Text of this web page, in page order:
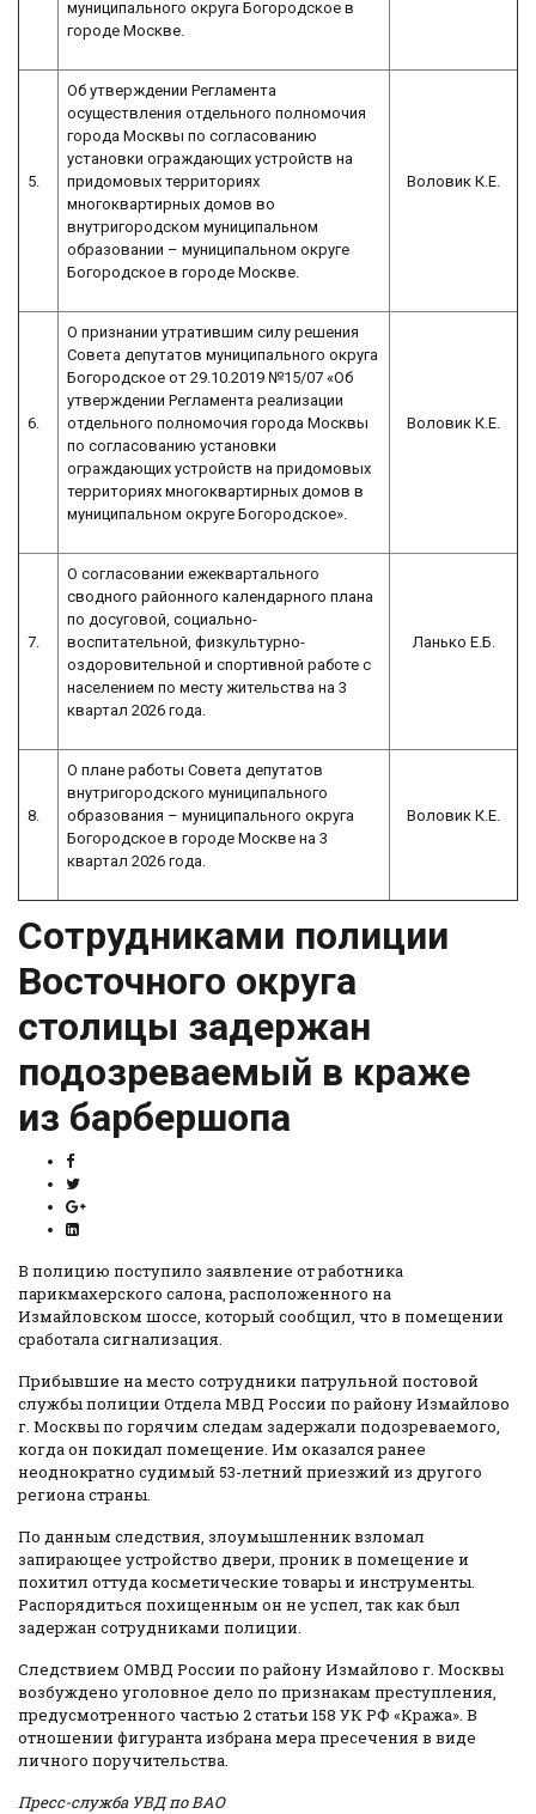
муниципального округа Богородское в
городе Москве.
5.
Об утверждении Регламента
осуществления отдельного полномочия
города Москвы по согласованию
установки ограждающих устройств на
придомовых территориях
многоквартирных домов во
внутригородском муниципальном
образовании – муниципальном округе
Богородское в городе Москве.
Воловик К.Е.
6.
О признании утратившим силу решения
Совета депутатов муниципального округа
Богородское от 29.10.2019 №15/07 «Об
утверждении Регламента реализации
отдельного полномочия города Москвы
по согласованию установки
ограждающих устройств на придомовых
территориях многоквартирных домов в
муниципальном округе Богородское».
Воловик К.Е.
7.
О согласовании ежеквартального
сводного районного календарного плана
по досуговой, социально-
воспитательной, физкультурно-
оздоровительной и спортивной работе с
населением по месту жительства на 3
квартал 2026 года.
Ланько Е.Б.
8.
О плане работы Совета депутатов
внутригородского муниципального
образования – муниципального округа
Богородское в городе Москве на 3
квартал 2026 года.
Воловик К.Е.
Сотрудниками полиции
Восточного округа
столицы задержан
подозреваемый в краже
из барбершопа
В полицию поступило заявление от работника
парикмахерского салона, расположенного на
Измайловском шоссе, который сообщил, что в помещении
сработала сигнализация.
Прибывшие на место сотрудники патрульной постовой
службы полиции Отдела МВД России по району Измайлово
г. Москвы по горячим следам задержали подозреваемого,
когда он покидал помещение. Им оказался ранее
неоднократно судимый 53-летний приезжий из другого
региона страны.
По данным следствия, злоумышленник взломал
запирающее устройство двери, проник в помещение и
похитил оттуда косметические товары и инструменты.
Распорядиться похищенным он не успел, так как был
задержан сотрудниками полиции.
Следствием ОМВД России по району Измайлово г. Москвы
возбуждено уголовное дело по признакам преступления,
предусмотренного частью 2 статьи 158 УК РФ «Кража». В
отношении фигуранта избрана мера пресечения в виде
личного поручительства.
Пресс-служба УВД по ВАО